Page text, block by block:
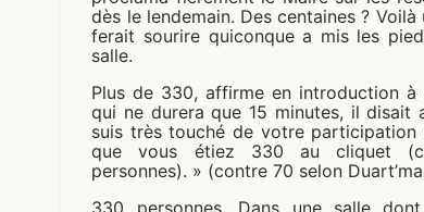
dès le lendemain. Des centaines ?
ferait sourire quiconque a mis les
salle.
Plus de 330, affirme en introduction à
qui ne durera que 15 minutes, il disait
suis très touché de votre participation
que vous étiez 330 au cliquet
personnes). » (contre 70 selon